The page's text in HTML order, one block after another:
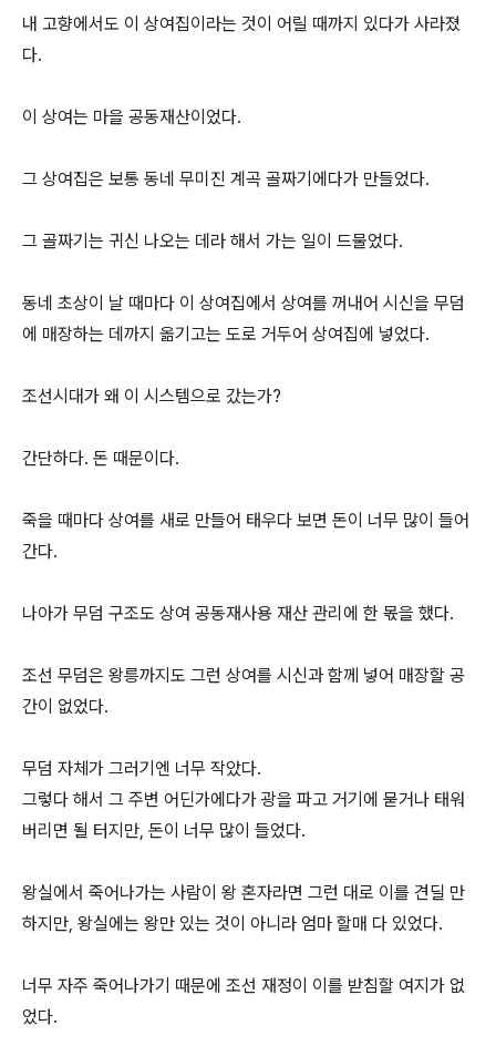
내 고향에서도 이 상여집이라는 것이 어릴 때까지 있다가 사라졌
다.
이 상여는 마을 공동재산이었다.
그 상여집은 보통 동네 무미진 계곡 골짜기에다가 만들었다.
그 골짜기는 귀신 나오는 데라 해서 가는 일이 드물었다.
동네 초상이 날 때마다 이 상여집에서 상여를 꺼내어 시신을 무덤
에 매장하는 데까지 옮기고는 도로 거두어 상여집에 넣었다.
조선시대가 왜 이 시스템으로 갔는가?
간단하다. 돈 때문이다.
죽을 때마다 상여를 새로 만들어 태우다 보면 돈이 너무 많이 들어
간다.
나아가 무덤 구조도 상여 공동재사용 재산 관리에 한 몫을 했다.
조선 무덤은 왕릉까지도 그런 상여를 시신과 함께 넣어 매장할 공
간이 없었다.
무덤 자체가 그러기엔 너무 작았다.
그렇다 해서 그 주변 어딘가에다가 광을 파고 거기에 묻거나 태워
버리면 될 터지만, 돈이 너무 많이 들었다.
왕실에서 죽어나가는 사람이 왕 혼자라면 그런 대로 이를 견딜 만
하지만, 왕실에는 왕만 있는 것이 아니라 엄마 할매 다 있었다.
너무 자주 죽어나가기 때문에 조선 재정이 이를 받침할 여지가 없
었다.